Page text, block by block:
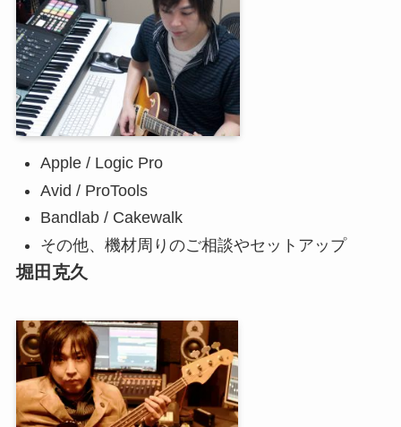
Apple / Logic Pro
Avid / ProTools
Bandlab / Cakewalk
その他、機材周りのご相談やセットアップ
堀田克久